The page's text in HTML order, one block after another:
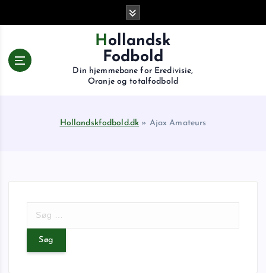
Hollandsk
Fodbold
Din hjemmebane for Eredivisie,
Oranje og totalfodbold
Hollandskfodbold.dk » Ajax Amateurs